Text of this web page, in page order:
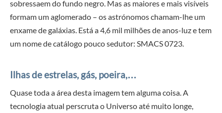
sobressaem do fundo negro. Mas as maiores e mais visíveis
formam um aglomerado – os astrónomos chamam-lhe um
enxame de galáxias. Está a 4,6 mil milhões de anos-luz e tem
um nome de catálogo pouco sedutor: SMACS 0723.
Ilhas de estrelas, gás, poeira,…
Quase toda a área desta imagem tem alguma coisa. A
tecnologia atual perscruta o Universo até muito longe,